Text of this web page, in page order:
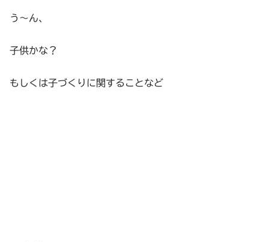
う～ん、
子供かな？
もしくは子づくりに関することなど